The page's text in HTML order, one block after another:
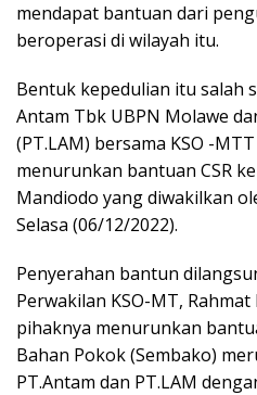
mendapat bantuan dari
beroperasi di wilayah itu.
Bentuk kepedulian itu salah
Antam Tbk UBPN Molawe
(PT.LAM) bersama KSO -
menurunkan bantuan CSR
Mandiodo yang diwakilkan
Selasa (06/12/2022).
Penyerahan bantun
Perwakilan KSO-MT,
pihaknya menurunkan
Bahan Pokok (Sembako)
PT.Antam dan PT.LAM